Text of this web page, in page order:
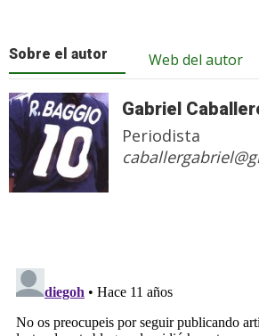
Sobre el autor Web del autor
Gabriel
Periodista